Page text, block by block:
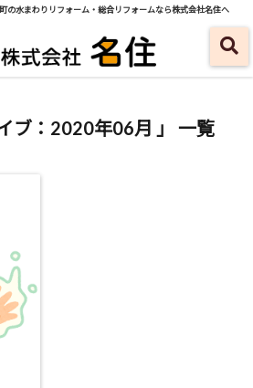
の水まわりリフォーム・総合リフォームなら株式会社名住へ
ブ：2020年06月 」 一覧